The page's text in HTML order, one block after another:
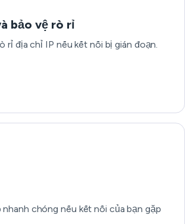
bảo vệ rò rỉ
rỉ địa chỉ IP nếu kết nối bị gián đoạn.
chóng nếu kết nối của bạn gặp